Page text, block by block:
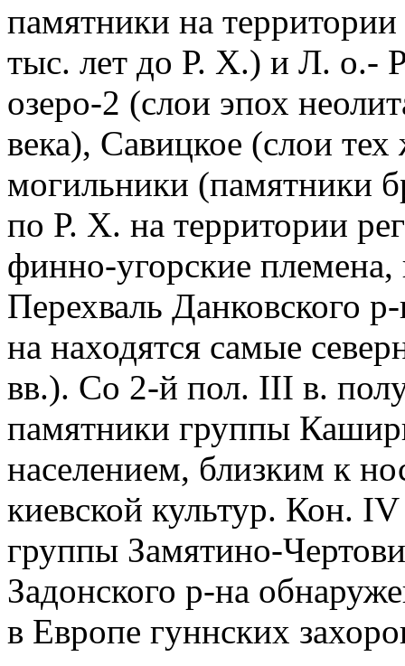
памятники на
тыс. лет до Р. Х.) и Л. о.-
озеро-2 (слои эпох
века), Савицкое (слои
могильники (памятники
по Р. Х. на территории
финно-угорские
Перехваль Данковского
на находятся самые
вв.). Со 2-й пол. III в.
памятники группы
населением, близким к
киевской культур. Кон.
группы Замятино-
Задонского р-на
в Европе гуннских